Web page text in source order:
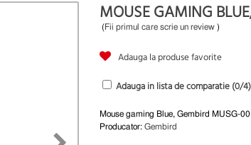
MOUSE GAMING
(Fii primul care scrie un review )
Adauga la produse favorite
Adauga in lista de comparatie (0/4)
Mouse gaming Blue, Gembird MUSG-
Producator: Gembird